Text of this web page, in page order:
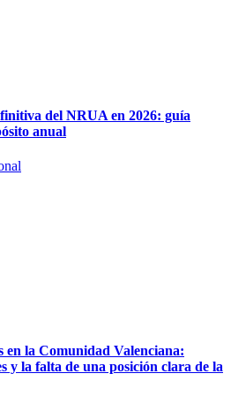
del NRUA en 2026: guía
anual
en la Comunidad Valenciana:
y la falta de una posición clara de la